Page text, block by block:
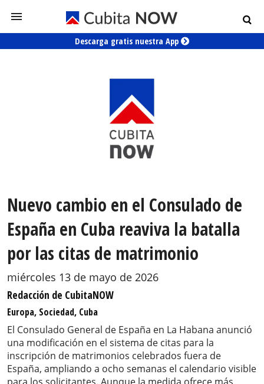
Descarga gratis nuestra App
Nuevo cambio en el Consulado de
España en Cuba reaviva la batalla
por las citas de matrimonio
miércoles 13 de mayo de 2026
Redacción de CubitaNOW
Europa, Sociedad, Cuba
El Consulado General de España en La Habana anunció
una modificación en el sistema de citas para la
inscripción de matrimonios celebrados fuera de
España, ampliando a ocho semanas el calendario visible